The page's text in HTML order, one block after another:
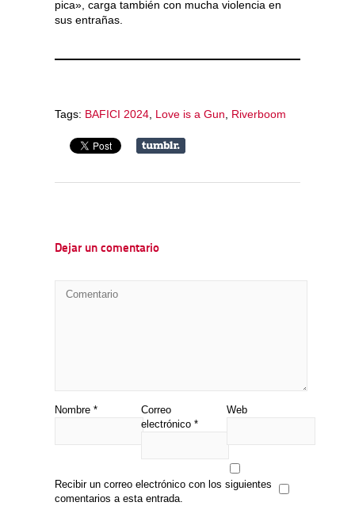
pica», carga también con mucha violencia en
sus entrañas.
Tags: BAFICI 2024, Love is a Gun, Riverboom
Dejar un comentario
Nombre *
Correo
electrónico *
Web
Recibir un correo electrónico con los siguientes
comentarios a esta entrada.